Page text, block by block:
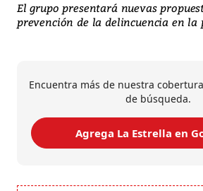
El grupo presentará nuevas
prevención de la delincuencia en la
Encuentra más de nuestra
de búsqueda.
Agrega La Estrella en